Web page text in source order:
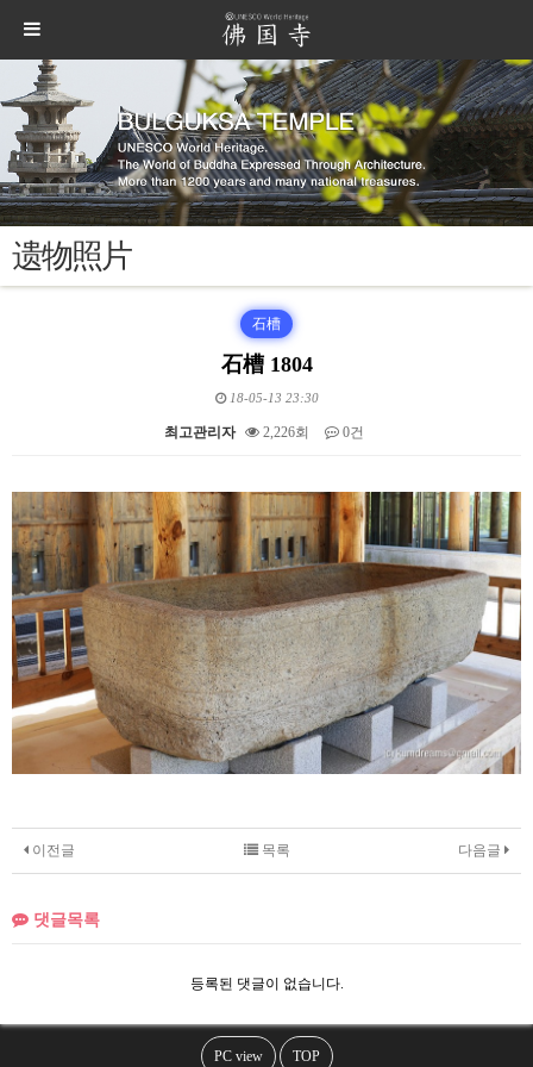
遗物照片
石槽
石槽 1804
18-05-13 23:30
최고관리자 2,226회 0건
본문
이전글 다음글
목록
댓글목록
등록된 댓글이 없습니다.
PC view TOP